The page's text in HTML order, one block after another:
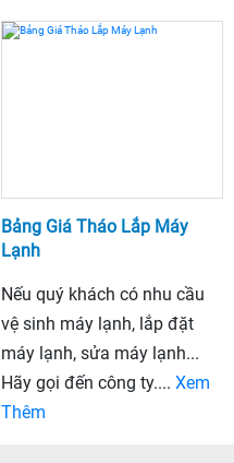
Bảng Giá Tháo Lắp Máy
Lạnh
Nếu quý khách có nhu cầu
vệ sinh máy lạnh, lắp đặt
máy lạnh, sửa máy lạnh...
Hãy gọi đến công ty.... Xem
Thêm